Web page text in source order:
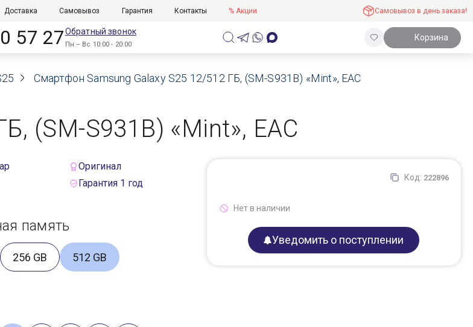
Доставка Самовывоз Гарантия Контакты % Акции Самовывоз в день заказа!
57 27Обратный звонок
Пн – Вс 10:00 - 20:00
Корзина
Смартфон Samsung Galaxy S25 12/512 ГБ, (SM-S931B) «Mint», ЕАС
(SM-S931B) «Mint», ЕАС
Оригинал
Гарантия 1 год
память
256 GB 512 GB
Код: 222896
Нет в наличии
Уведомить о поступлении